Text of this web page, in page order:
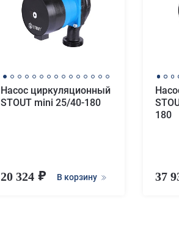
Насос циркуляционный
STOUT mini 25/40-180
20 324 В корзину
180
37